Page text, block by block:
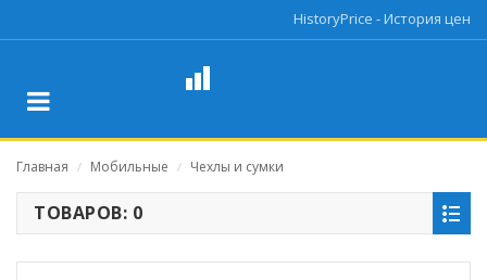
HistoryPrice - История цен
Главная / Мобильные / Чехлы и сумки
ТОВАРОВ: 0